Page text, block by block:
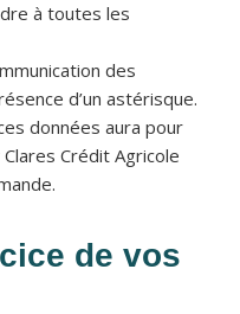
à toutes les
des
d’un astérisque.
données aura pour
Crédit Agricole
de vos